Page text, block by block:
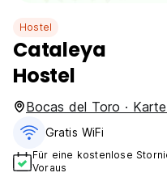
Hostel
Cataleya
Hostel
Bocas del Toro ·
Gratis WiFi
Für eine kostenlose
Voraus